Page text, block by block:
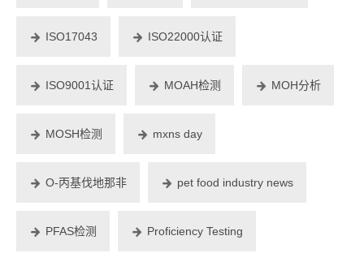
ISO17043 ISO22000认证
ISO9001认证 MOAH检测 MOH分析
MOSH检测 mxns day
O-丙基伐地那非 pet food industry news
PFAS检测 Proficiency Testing